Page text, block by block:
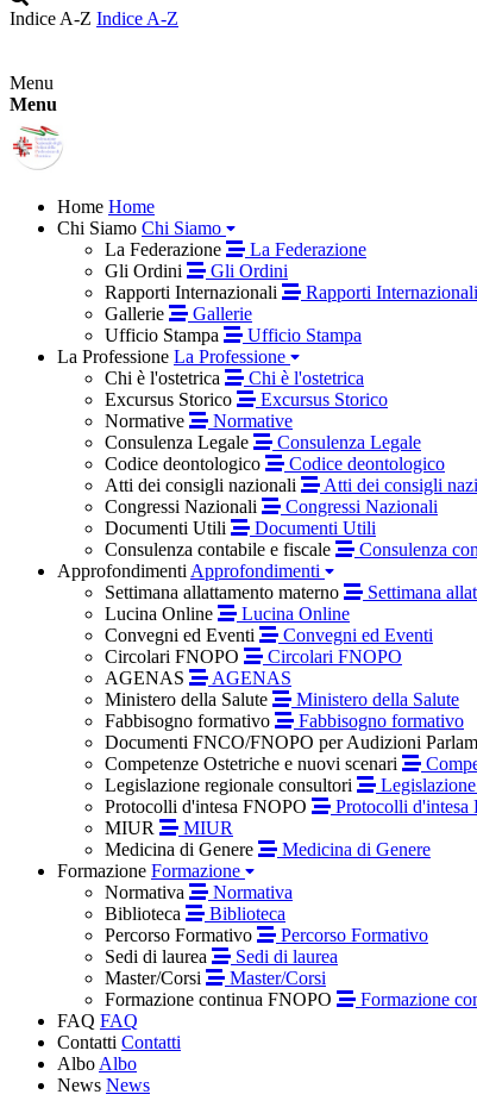
Indice A-Z Indice A-Z
Menu
Menu
Home Home
Chi Siamo Chi Siamo
La Federazione
La Federazione
Gli Ordini
Gli Ordini
Rapporti Internazionali
Rapporti Internazionali
Gallerie
Gallerie
Ufficio Stampa
Ufficio Stampa
La Professione La Professione
Chi è l'ostetrica
Chi è l'ostetrica
Excursus Storico
Excursus Storico
Normative
Normative
Consulenza Legale
Consulenza Legale
Codice deontologico
Codice deontologico
Atti dei consigli nazionali
Atti dei consigli
Congressi Nazionali
Congressi Nazionali
Documenti Utili
Documenti Utili
Consulenza contabile e fiscale
Consulenza
Approfondimenti Approfondimenti
Settimana allattamento materno
Settimana
Lucina Online
Lucina Online
Convegni ed Eventi
Convegni ed Eventi
Circolari FNOPO
Circolari FNOPO
AGENAS
AGENAS
Ministero della Salute
Ministero della Salute
Fabbisogno formativo
Fabbisogno formativo
Documenti FNCO/FNOPO per Audizioni
Competenze Ostetriche e nuovi scenari
Legislazione regionale consultori
Protocolli d'intesa FNOPO
Protocolli d'intesa
MIUR
MIUR
Medicina di Genere
Medicina di Genere
Formazione Formazione
Normativa
Normativa
Biblioteca
Biblioteca
Percorso Formativo
Percorso Formativo
Sedi di laurea
Sedi di laurea
Master/Corsi
Master/Corsi
Formazione continua FNOPO
Formazione
FAQ FAQ
Contatti Contatti
Albo Albo
News News